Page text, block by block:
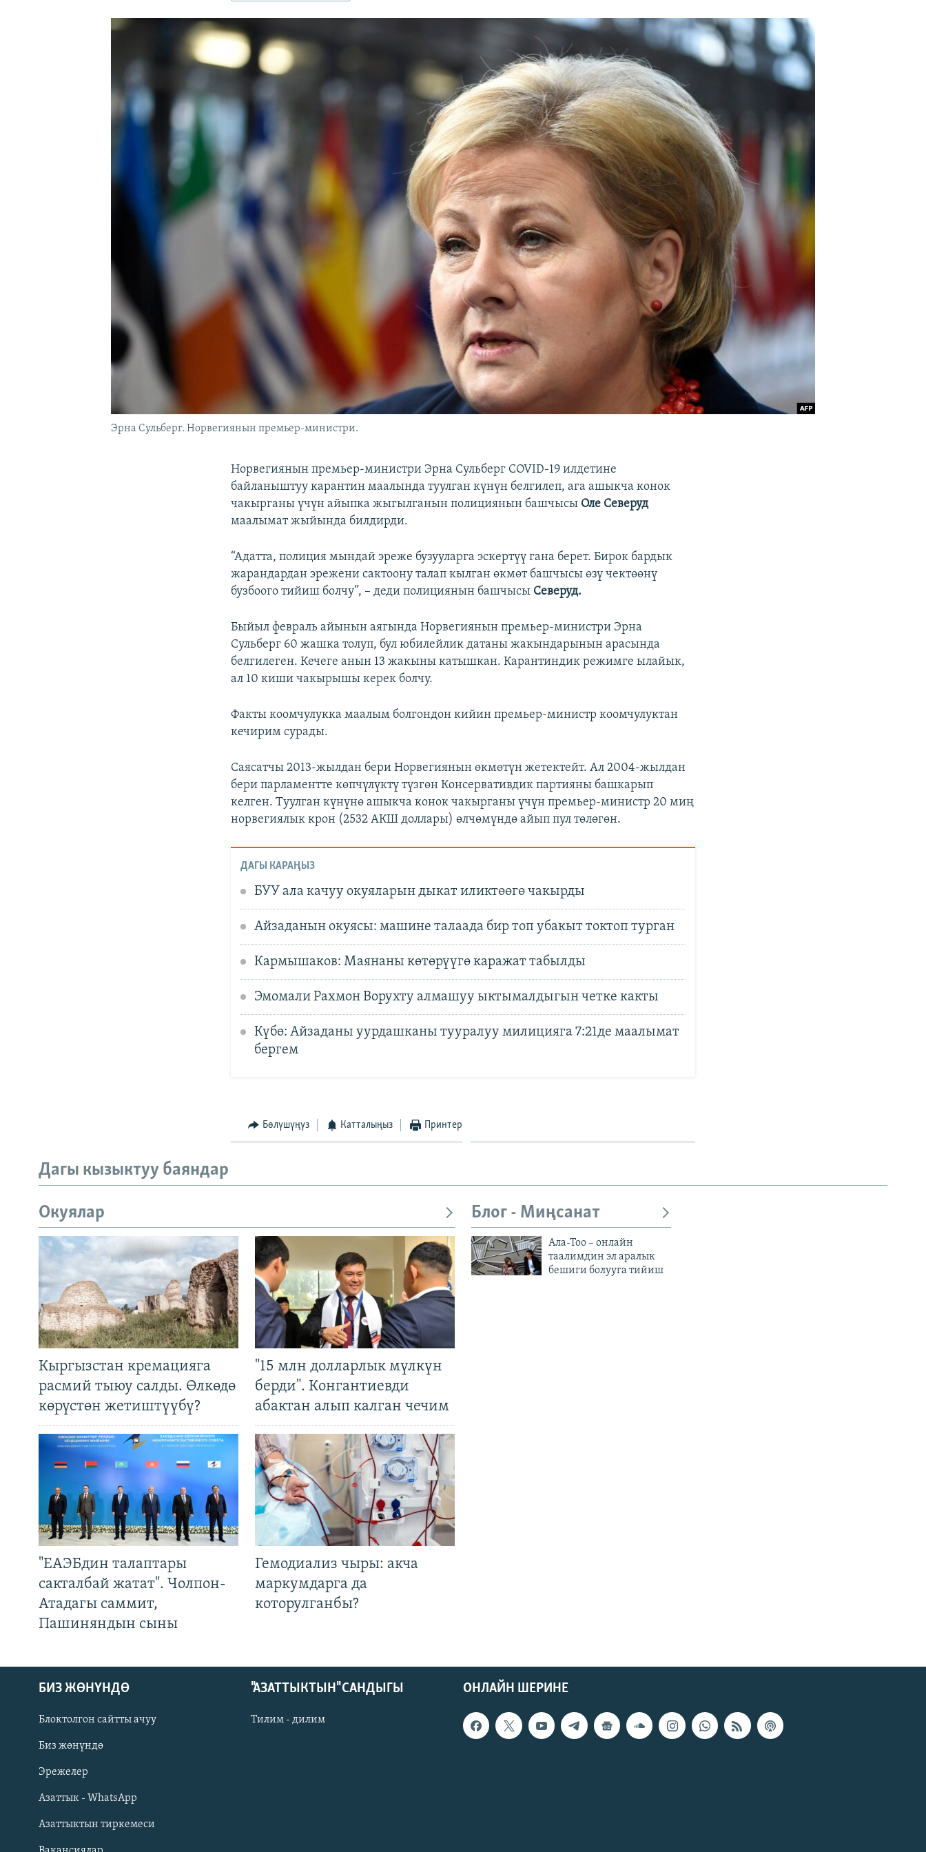
Русский
ОНЛАЙН ШЕРИНЕ
Эрна Сульберг. Норвегиянын премьер-министри.
Норвегиянын премьер-министри Эрна Сульберг COVID-19 илдетине
байланыштуу карантин маалында туулган күнүн белгилеп, ага ашыкча конок
чакырганы үчүн айыпка жыгылганын полициянын башчысы Оле Северуд
маалымат жыйында билдирди.
“Адатта, полиция мындай эреже бузууларга эскертүү гана берет. Бирок бардык
жарандардан эрежени сактоону талап кылган өкмөт башчысы өзү чектөөнү
бузбоого тийиш болчу”, – деди полициянын башчысы Северуд.
Быйыл февраль айынын аягында Норвегиянын премьер-министри Эрна
Сульберг 60 жашка толуп, бул юбилейлик датаны жакындарынын арасында
белгилеген. Кечеге анын 13 жакыны катышкан. Карантиндик режимге ылайык,
ал 10 киши чакырышы керек болчу.
Факты коомчулукка маалым болгондон кийин премьер-министр коомчулуктан
кечирим сурады.
Саясатчы 2013-жылдан бери Норвегиянын өкмөтүн жетектейт. Ал 2004-жылдан
бери парламентте көпчүлүктү түзгөн Консервативдик партияны башкарып
келген. Туулган күнүнө ашыкча конок чакырганы үчүн премьер-министр 20 миң
норвегиялык крон (2532 АКШ доллары) өлчөмүндө айып пул төлөгөн.
ДАГЫ КАРАҢЫЗ
БУУ ала качуу окуяларын дыкат иликтөөгө чакырды
Айзаданын окуясы: машине талаада бир топ убакыт токтоп турган
Кармышаков: Маянаны көтөрүүгө каражат табылды
Эмомали Рахмон Ворухту алмашуу ыктымалдыгын четке какты
Күбө: Айзаданы уурдашканы тууралуу милицияга 7:21де маалымат
бергем
Бөлүшүңүз Катталыңыз Принтер
Дагы кызыктуу баяндар
Окуялар
Кыргызстан кремацияга
расмий тыюу салды. Өлкөдө
көрүстөн жетиштүүбү?
"15 млн долларлык мүлкүн
берди". Конгантиевди
абактан алып калган чечим
"ЕАЭБдин талаптары
сакталбай жатат". Чолпон-
Атадагы саммит,
Пашиняндын сыны
Гемодиализ чыры: акча
маркумдарга да
которулганбы?
Блог - Миңсанат
Ала-Тоо – онлайн
таалимдин эл аралык
бешиги болууга тийиш
ОНЛАЙН ШЕРИНЕ
БИЗ ЖӨНҮНДӨ
Блоктолгон сайтты ачуу
Биз жөнүндө
Эрежелер
Азаттык - WhatsApp
Азаттыктын тиркемеси
"АЗАТТЫКТЫН" САНДЫГЫ
Тилим - дилим